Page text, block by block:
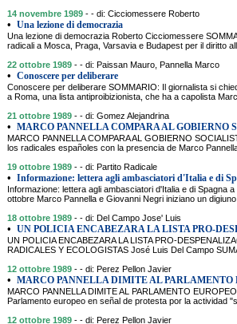
14 novembre 1989 - - di: Cicciomessere Roberto
• Una lezione di democrazia
Una lezione di democrazia Roberto Cicciomessere
radicali a Mosca, Praga, Varsavia e Budapest per il diritto
22 ottobre 1989 - - di: Paissan Mauro, Pannella Marco
• Conoscere per deliberare
Conoscere per deliberare SOMMARIO: Il giornalista si
a Roma, una lista antiproibizionista, che ha a capolista
21 ottobre 1989 - - di: Gomez Alejandrina
• MARCO PANNELLA COMPARA AL
MARCO PANNELLA COMPARA AL GOBIERNO
los radicales españoles con la presencia de Marco
19 ottobre 1989 - - di: Partito Radicale
• Informazione: lettera agli ambasciatori d'Italia e di
Informazione: lettera agli ambasciatori d'Italia e di Spagna
ottobre Marco Pannella e Giovanni Negri iniziano un
18 ottobre 1989 - - di: Del Campo Jose' Luis
• UN POLICIA ENCABEZARA LA LISTA PRO-
UN POLICIA ENCABEZARA LA LISTA PRO-
RADICALES Y ECOLOGISTAS José Luis Del Campo
12 ottobre 1989 - - di: Perez Pellon Javier
• MARCO PANNELLA DIMITE AL PARLAMENTO
MARCO PANNELLA DIMITE AL PARLAMENTO
Parlamento europeo en señal de protesta por la actividad
12 ottobre 1989 - - di: Perez Pellon Javier